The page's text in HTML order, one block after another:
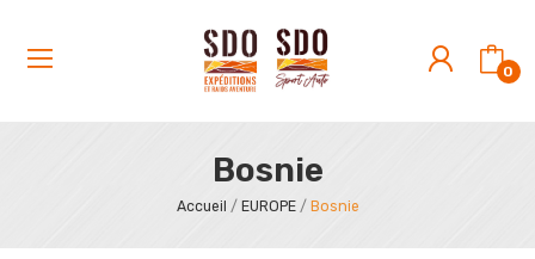
0
Bosnie
Accueil EUROPE Bosnie